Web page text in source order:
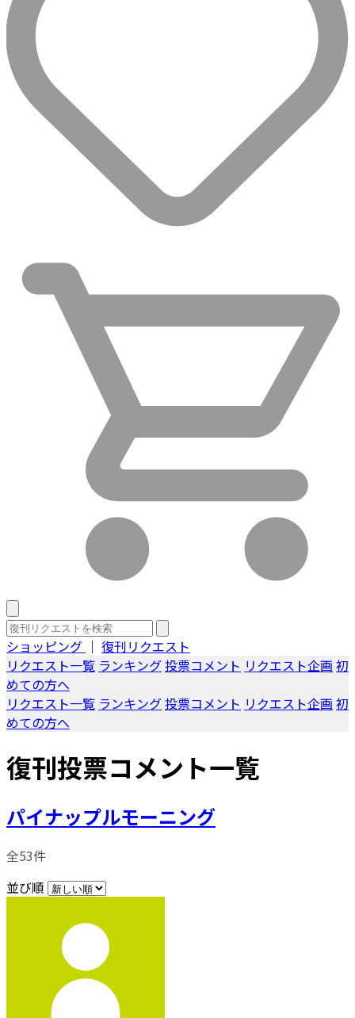
ショッピング ｜ 復刊リクエスト
リクエスト一覧 ランキング投票コメント リクエスト企画 初
めての方へ
リクエスト一覧 ランキング投票コメント リクエスト企画 初
めての方へ
復刊投票コメント一覧
パイナップルモーニング
全53件
並び順